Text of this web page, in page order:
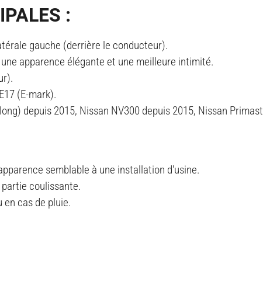
:
gauche (derrière le conducteur).
apparence élégante et une meilleure intimité.
(E-mark).
depuis 2015, Nissan NV300 depuis 2015, Nissan
semblable à une installation d'usine.
coulissante.
en cas de pluie.